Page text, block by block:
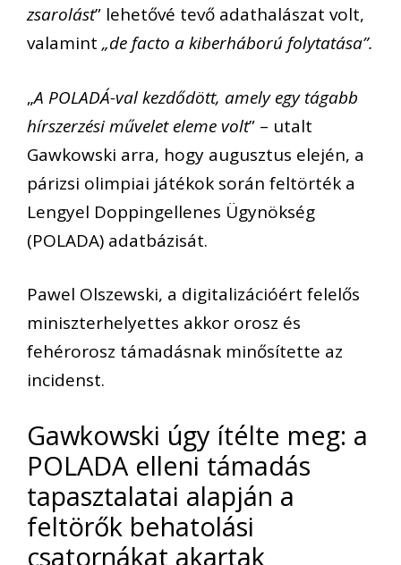
zsarolást” lehetővé tevő adathalászat volt,
valamint „de facto a kiberháború folytatása”.
„A POLADÁ-val kezdődött, amely egy tágabb
hírszerzési művelet eleme volt” – utalt
Gawkowski arra, hogy augusztus elején, a
párizsi olimpiai játékok során feltörték a
Lengyel Doppingellenes Ügynökség
(POLADA) adatbázisát.
Pawel Olszewski, a digitalizációért felelős
miniszterhelyettes akkor orosz és
fehérorosz támadásnak minősítette az
incidenst.
Gawkowski úgy ítélte meg: a
POLADA elleni támadás
tapasztalatai alapján a
feltörők behatolási
csatornákat akartak